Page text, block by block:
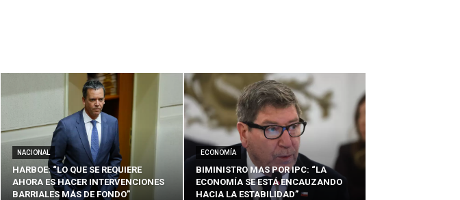
Nación
NACIONAL
HARBOE: “LO QUE SE REQUIERE
AHORA ES HACER INTERVENCIONES
BARRIALES MÁS DE FONDO”
ECONOMÍA
BIMINISTRO MAS POR IPC: “LA
ECONOMÍA SE ESTÁ ENCAUZANDO
HACIA LA ESTABILIDAD”